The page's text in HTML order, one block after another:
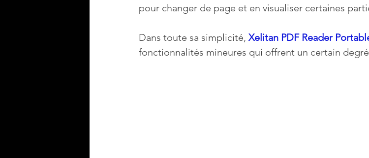
pour changer de page et en visualiser certaines
Dans toute sa simplicité, Xelitan PDF Reader
fonctionnalités mineures qui offrent un certain